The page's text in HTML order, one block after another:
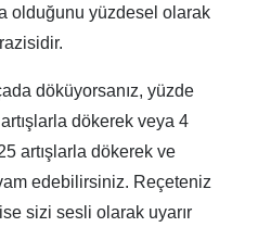
olduğunu yüzdesel olarak
döküyorsanız, yüzde
dökerek veya 4
artışlarla dökerek ve
edebilirsiniz. Reçeteniz
sizi sesli olarak uyarır